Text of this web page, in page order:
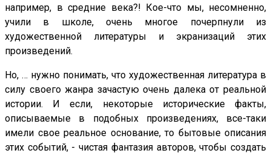
например, в средние века?! Кое-что мы, несомненно,
учили в школе, очень многое почерпнули из
художественной литературы и экранизаций этих
произведений.
Но, … нужно понимать, что художественная литература в
силу своего жанра зачастую очень далека от реальной
истории. И если, некоторые исторические факты,
описываемые в подобных произведениях, все-таки
имели свое реальное основание, то бытовые описания
этих событий, - чистая фантазия авторов, чтобы создать